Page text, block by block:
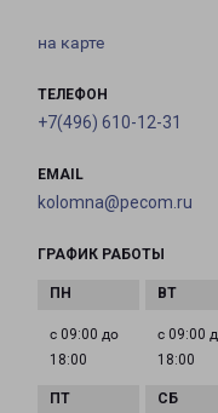
на карте
ТЕЛЕФОН
+7(496) 610-12-31
EMAIL
kolomna@pecom.ru
ГРАФИК РАБОТЫ
с 09:00 до
18:00
с 09:00
18:00